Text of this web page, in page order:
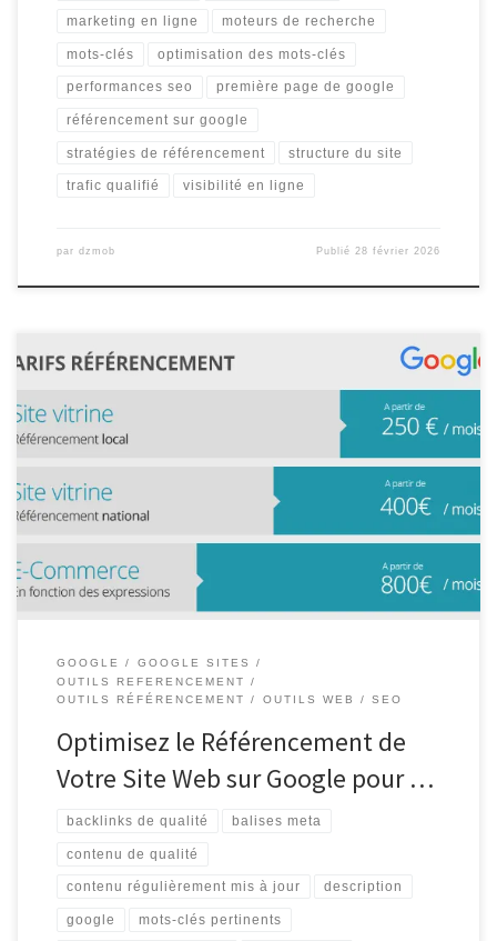
marketing en ligne moteurs de recherche
mots-clés optimisation des mots-clés
performances seo première page de google
référencement sur google
stratégies de référencement structure du site
trafic qualifié visibilité en ligne
par dzmob Publié 28 février 2026
Référencement de site web sur Google : Les clés pour améliorer
sa visibilité en ligne Référencement de site web sur Google : Les
clés pour améliorer sa visibilité en ligne Le référencement d’un
site web sur Google est essentiel pour augmenter sa visibilité et
attirer un trafic qualifié. En effet, […]
GOOGLE
GOOGLE SITES
OUTILS REFERENCEMENT
OUTILS RÉFÉRENCEMENT
OUTILS WEB SEO
Optimisez le Référencement de
Votre Site Web sur Google pour …
backlinks de qualité balises meta
contenu de qualité
contenu régulièrement mis à jour description
google mots-clés pertinents